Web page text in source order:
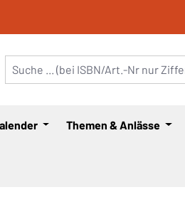
Themen & Anlässe